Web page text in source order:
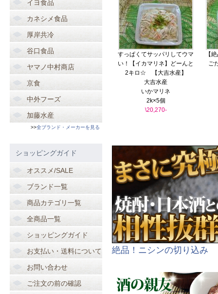
すっぱくてサッパリしてウマ
い！【イカマリネ】どーんと
2キロ☆ 【大吉水産】
大吉水産
いかマリネ
2k×5個
\20,270-
【
ご
絶品！ニシンの切り込み
イヨ食品
カネシメ食品
厚岸共冷
谷口食品
ヤマノ中村商店
京食
中外フーズ
加藤水産
>>全ブランド・メーカーを見る
ショッピングガイド
オススメ/SALE
ブランド一覧
商品カテゴリ一覧
全商品一覧
ショッピングガイド
お支払い・送料について
お問い合わせ
ご注文の前の確認